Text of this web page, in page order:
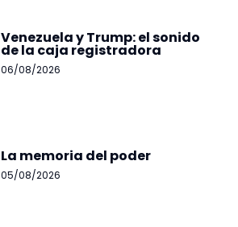
Venezuela y Trump: el sonido
de la caja registradora
06/08/2026
La memoria del poder
05/08/2026